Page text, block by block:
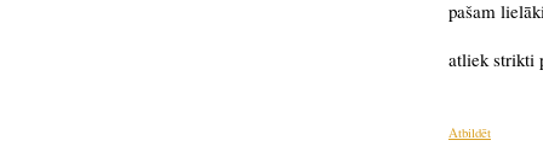
pašam
atliek strikti
Atbildēt